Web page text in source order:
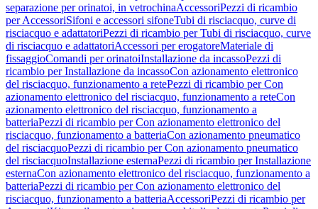
separazione per orinatoi, in vetrochinaAccessoriPezzi di ricambio
per AccessoriSifoni e accessori sifoneTubi di risciacquo, curve di
risciacquo e adattatoriPezzi di ricambio per Tubi di risciacquo, curve
di risciacquo e adattatoriAccessori per erogatoreMateriale di
fissaggioComandi per orinatoiInstallazione da incassoPezzi di
ricambio per Installazione da incassoCon azionamento elettronico
del risciacquo, funzionamento a retePezzi di ricambio per Con
azionamento elettronico del risciacquo, funzionamento a reteCon
azionamento elettronico del risciacquo, funzionamento a
batteriaPezzi di ricambio per Con azionamento elettronico del
risciacquo, funzionamento a batteriaCon azionamento pneumatico
del risciacquoPezzi di ricambio per Con azionamento pneumatico
del risciacquoInstallazione esternaPezzi di ricambio per Installazione
esternaCon azionamento elettronico del risciacquo, funzionamento a
batteriaPezzi di ricambio per Con azionamento elettronico del
risciacquo, funzionamento a batteriaAccessoriPezzi di ricambio per